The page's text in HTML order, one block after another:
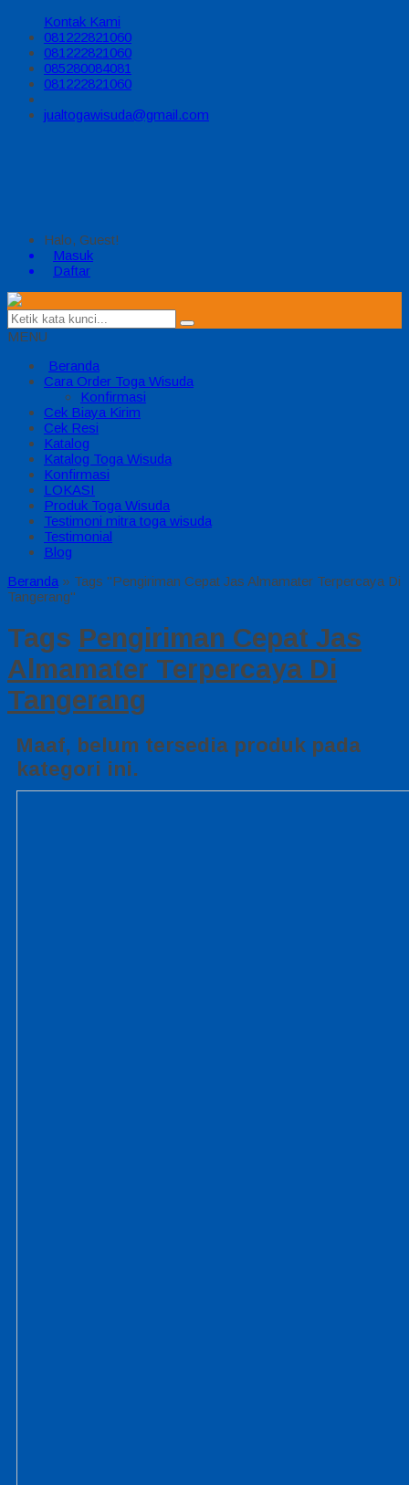
Kontak Kami
081222821060
081222821060
085280084081
081222821060
jualtogawisuda@gmail.com
Halo, Guest!
Masuk
Daftar
MENU
Beranda
Cara Order Toga Wisuda
Konfirmasi
Cek Biaya Kirim
Cek Resi
Katalog
Katalog Toga Wisuda
Konfirmasi
LOKASI
Produk Toga Wisuda
Testimoni mitra toga wisuda
Testimonial
Blog
Beranda » Tags "Pengiriman Cepat Jas Almamater Terpercaya Di
Tangerang"
Tags Pengiriman Cepat Jas
Almamater Terpercaya Di
Tangerang
Maaf, belum tersedia produk pada
kategori ini.